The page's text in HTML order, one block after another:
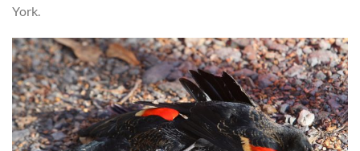
York.